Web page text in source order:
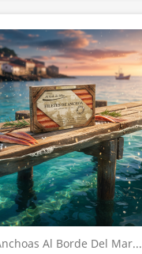
Al Borde Del Mar...